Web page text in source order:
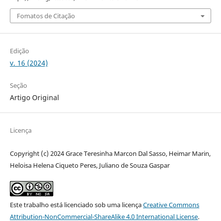
Fomatos de Citação
Edição
v. 16 (2024)
Seção
Artigo Original
Licença
Copyright (c) 2024 Grace Teresinha Marcon Dal Sasso, Heimar Marin,
Heloisa Helena Ciqueto Peres, Juliano de Souza Gaspar
Este trabalho está licenciado sob uma licençaCreative Commons
Attribution-NonCommercial-ShareAlike 4.0 International License.